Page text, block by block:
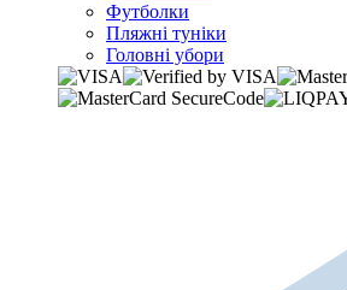
Футболки
Пляжні туніки
Головні убори